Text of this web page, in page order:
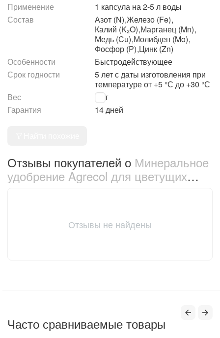
Применение
1 капсула на 2-5 л воды
Состав
Азот (N),Железо (Fe),
Калий (K₂O),Марганец (Mn),
Медь (Cu),Молибден (Mo),
Фосфор (P),Цинк (Zn)
Особенности
Быстродействующее
Срок годности
5 лет с даты изготовления при
температуре от +5 °С до +30 °С
Вес
70 г
Гарантия
14 дней
Отзывы покупателей о Минеральное
удобрение Agrecol для цветущих
Отзывы не найдены
Часто сравниваемые товары